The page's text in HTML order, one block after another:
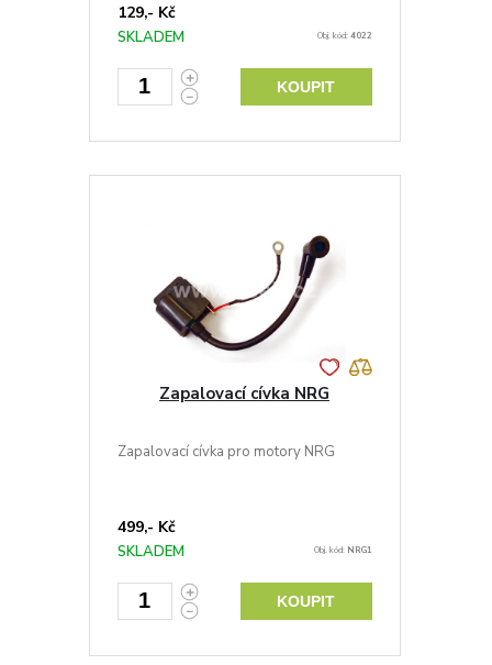
129,- Kč
SKLADEM Obj. kód:4022
KOUPIT
Zapalovací cívka NRG
Zapalovací cívka pro motory NRG
499,- Kč
SKLADEM Obj. kód: NRG1
KOUPIT